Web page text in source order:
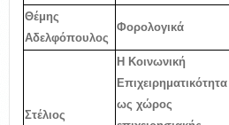
Θέμης
Αδελφόπουλος
Φορολογικά
Στέλιος
Η Κοινωνική
Επιχειρηματικότητα
ως χώρος